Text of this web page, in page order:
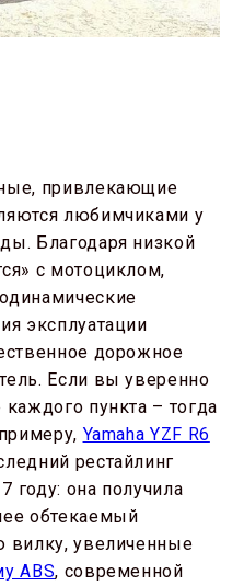
привлекающие
любимчиками у
Благодаря низкой
с мотоциклом,
эксплуатации
дорожное
Если вы уверенно
пункта – тогда
Yamaha YZF R6
рестайлинг
году: она получила
обтекаемый
вилку, увеличенные
ABS, современной